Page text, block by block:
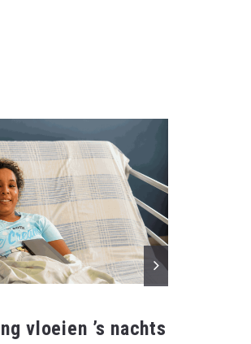
vloeien ’s nachts